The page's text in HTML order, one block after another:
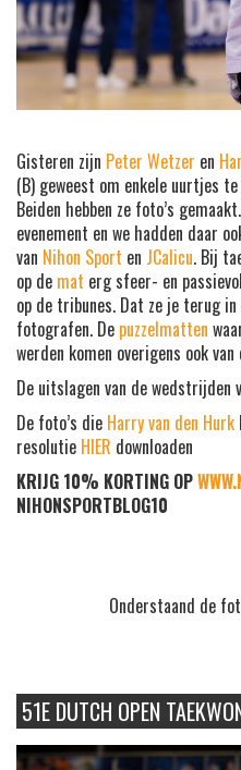
Gisteren zijn Peter Wetzer en
(B) geweest om enkele uurtjes
Beiden hebben ze foto’s
evenement en we hadden daar
van Nihon Sport en JCalicu. Bij
op de mat erg sfeer- en
op de tribunes. Dat ze je terug
fotografen. De puzzelmatten
werden komen overigens ook
De uitslagen van de wedstrijden
De foto’s die Harry van den Hurk
resolutie HIER downloaden
KRIJG 10% KORTING OP
NIHONSPORTBLOG10
Onderstaand de
51E DUTCH OPEN